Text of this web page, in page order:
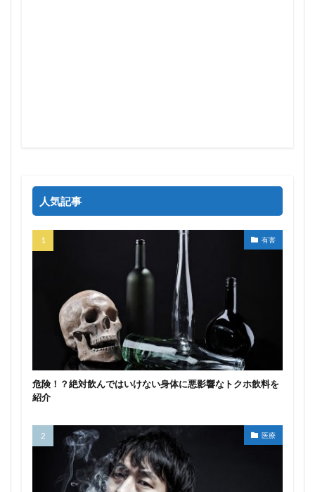
人気記事
有害
危険！？絶対飲んではいけない身体に悪影響なトクホ飲料を
紹介
医療